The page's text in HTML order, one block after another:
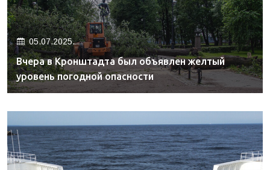
05.07.2025.
Вчера в Кронштадта был объявлен желтый
уровень погодной опасности